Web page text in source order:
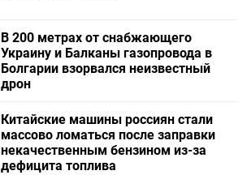
В 200 метрах от снабжающего
Украину и Балканы газопровода в
Болгарии взорвался неизвестный
дрон
Китайские машины россиян стали
массово ломаться после заправки
некачественным бензином из-за
дефицита топлива